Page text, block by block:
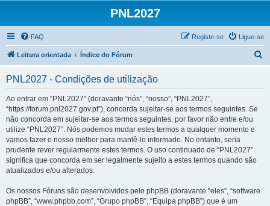
PNL2027
FAQ Ligue-se
Registe-se
Leitura orientada Índice do Fórum
PNL2027 - Condições de utilização
Ao entrar em “PNL2027” (doravante “nós”, “nosso”, “PNL2027”,
“https://forum.pnl2027.gov.pt”), concorda sujeitar-se aos termos seguintes. Se
não concorda em sujeitar-se aos termos seguintes, por favor não entre e/ou
utilize “PNL2027”. Nós podemos mudar estes termos a qualquer momento e
vamos fazer o nosso melhor para mantê-lo informado. No entanto, seria
prudente rever regularmente estes termos. O uso continuado de “PNL2027”
significa que concorda em ser legalmente sujeito a estes termos quando são
atualizados e/ou alterados.
Os nossos Fóruns são desenvolvidos pelo phpBB (doravante “eles”, “software
phpBB”, “www.phpbb.com”, “Grupo phpBB”, “Equipa phpBB”) que é um